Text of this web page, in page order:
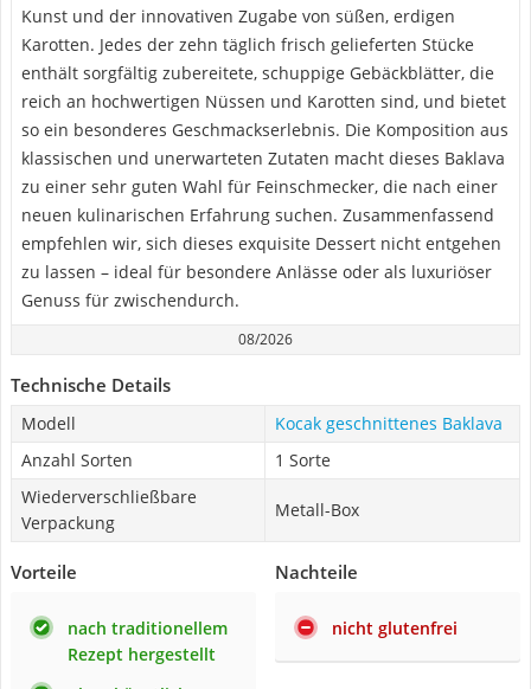
Kunst und der innovativen Zugabe von süßen, erdigen
Karotten. Jedes der zehn täglich frisch gelieferten Stücke
enthält sorgfältig zubereitete, schuppige Gebäckblätter, die
reich an hochwertigen Nüssen und Karotten sind, und bietet
so ein besonderes Geschmackserlebnis. Die Komposition aus
klassischen und unerwarteten Zutaten macht dieses Baklava
zu einer sehr guten Wahl für Feinschmecker, die nach einer
neuen kulinarischen Erfahrung suchen. Zusammenfassend
empfehlen wir, sich dieses exquisite Dessert nicht entgehen
zu lassen – ideal für besondere Anlässe oder als luxuriöser
Genuss für zwischendurch.
08/2026
Technische Details
Modell
Kocak geschnittenes Baklava
Anzahl Sorten
1 Sorte
Wiederverschließbare
Verpackung
Metall-Box
Vorteile
nach traditionellem
Rezept hergestellt
Nachteile
nicht glutenfrei